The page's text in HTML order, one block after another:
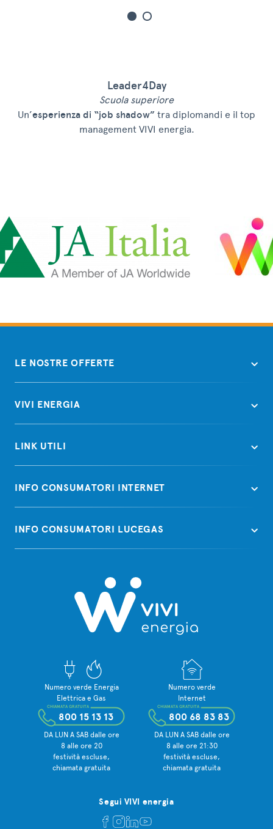
Leader4Day
Scuola superiore
Un’esperienza di “job shadow” tra diplomandi e il top
management VIVI energia.
LE NOSTRE OFFERTE
VIVI ENERGIA
LINK UTILI
INFO CONSUMATORI INTERNET
INFO CONSUMATORI LUCEGAS
Numero verde Energia
Elettrica e Gas
800 15 13 13
CHIAMATA GRATUITA
DA LUN A SAB dalle ore
8 alle ore 20
festività escluse,
chiamata gratuita
Numero verde
Internet
800 68 83 83
CHIAMATA GRATUITA
DA LUN A SAB dalle ore
8 alle ore 21:30
festività escluse,
chiamata gratuita
Segui VIVI energia